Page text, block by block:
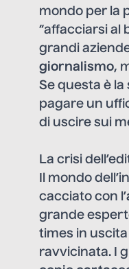
mondo per la
“affacciarsi al
grandi
giornalismo,
Se questa è
pagare un
di uscire sui
La crisi
Il mondo
cacciato con l’
grande
times in
ravvicinata. I